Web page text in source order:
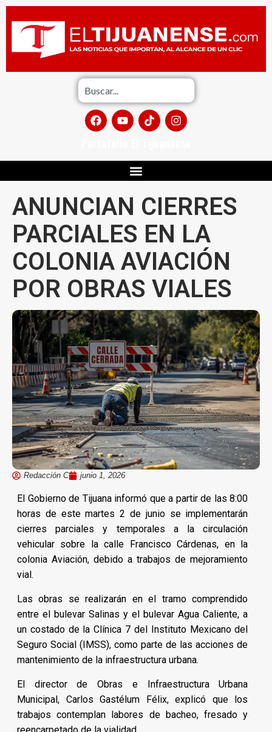
ANUNCIAN CIERRES
PARCIALES EN LA
COLONIA AVIACIÓN
POR OBRAS VIALES
Redacción C junio 1, 2026
El Gobierno de Tijuana informó que a partir de las 8:00
horas de este martes 2 de junio se implementarán
cierres parciales y temporales a la circulación
vehicular sobre la calle Francisco Cárdenas, en la
colonia Aviación, debido a trabajos de mejoramiento
vial.
Las obras se realizarán en el tramo comprendido
entre el bulevar Salinas y el bulevar Agua Caliente, a
un costado de la Clínica 7 del Instituto Mexicano del
Seguro Social (IMSS), como parte de las acciones de
mantenimiento de la infraestructura urbana.
El director de Obras e Infraestructura Urbana
Municipal, Carlos Gastélum Félix, explicó que los
trabajos contemplan labores de bacheo, fresado y
reencarpetado de la vialidad.